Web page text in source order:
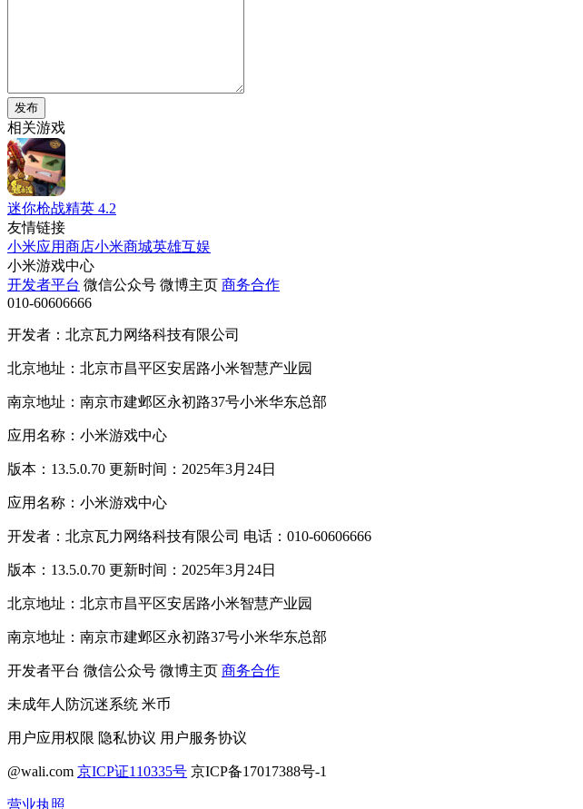
发布
相关游戏
迷你枪战精英 4.2
友情链接
小米应用商店小米商城英雄互娱
小米游戏中心
开发者平台 微信公众号 微博主页 商务合作
010-60606666
开发者：北京瓦力网络科技有限公司
北京地址：北京市昌平区安居路小米智慧产业园
南京地址：南京市建邺区永初路37号小米华东总部
应用名称：小米游戏中心
版本：13.5.0.70 更新时间：2025年3月24日
应用名称：小米游戏中心
开发者：北京瓦力网络科技有限公司 电话：010-60606666
版本：13.5.0.70 更新时间：2025年3月24日
北京地址：北京市昌平区安居路小米智慧产业园
南京地址：南京市建邺区永初路37号小米华东总部
开发者平台 微信公众号 微博主页 商务合作
未成年人防沉迷系统 米币
用户应用权限 隐私协议 用户服务协议
@wali.com 京ICP证110335号 京ICP备17017388号-1
营业执照